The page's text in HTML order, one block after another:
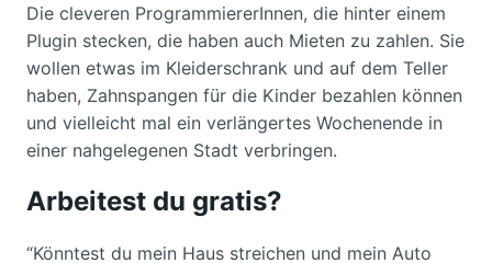
Die cleveren ProgrammiererInnen, die hinter einem
Plugin stecken, die haben auch Mieten zu zahlen. Sie
wollen etwas im Kleiderschrank und auf dem Teller
haben, Zahnspangen für die Kinder bezahlen können
und vielleicht mal ein verlängertes Wochenende in
einer nahgelegenen Stadt verbringen.
Arbeitest du gratis?
“Könntest du mein Haus streichen und mein Auto